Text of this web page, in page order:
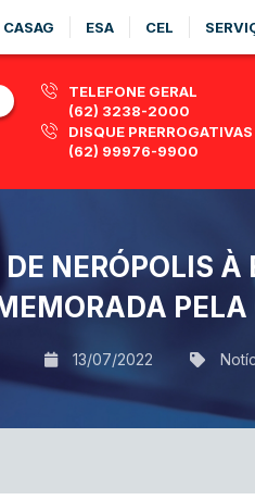
CASAG ESA CEL
TELEFONE GERAL
(62) 3238-2000
DISQUE PRERROGATIVAS
(62) 99976-9900
NERÓPOLIS
13/07/2022